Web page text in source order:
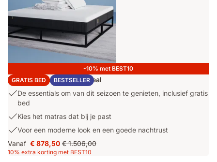
compleet
te
maken
-10% met BEST10
GRATIS BED
BESTSELLER
Emma Original Metalen Deal
USP
essentials
om
van
dit
De essentials om van dit seizoen te genieten, inclusief gratis
bed
USP
Kies
het
matras
Kies het matras dat bij je past
USP
3:
Voor
Voor een moderne look en een goede nachtrust
Vanaf Prijs
€ 878,50
€ 878,50 Oorspronkelijke
prijs
€ 1.506,00
10% extra korting met BEST10